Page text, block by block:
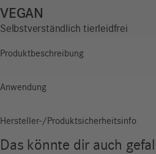
VEGAN
Selbstverständlich tierleidfrei
Produktbeschreibung
Anwendung
Hersteller-/Produktsicherheitsinfo
Das könnte dir auch